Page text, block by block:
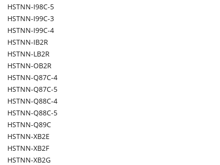
HSTNN-I98C-5
HSTNN-I99C-3
HSTNN-I99C-4
HSTNN-IB2R
HSTNN-LB2R
HSTNN-OB2R
HSTNN-Q87C-4
HSTNN-Q87C-5
HSTNN-Q88C-4
HSTNN-Q88C-5
HSTNN-Q89C
HSTNN-XB2E
HSTNN-XB2F
HSTNN-XB2G